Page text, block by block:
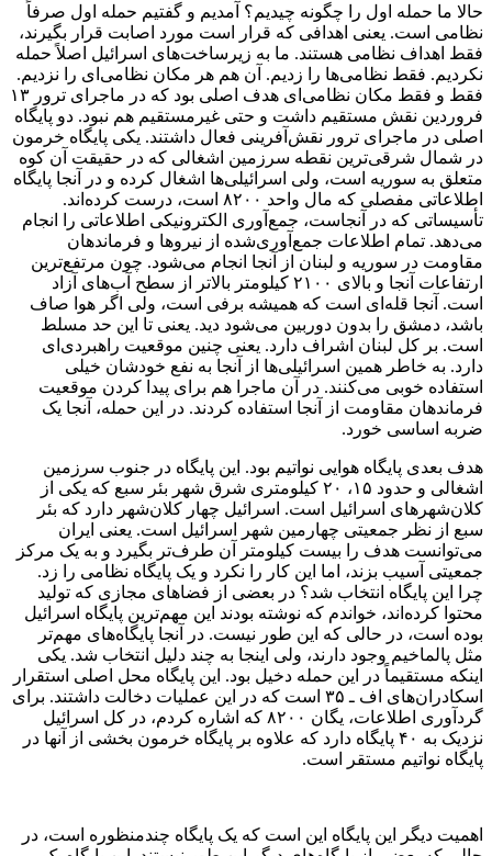
حالا ما حمله اول را چگونه چیدیم؟ آمدیم و گفتیم حمله اول صرفاً
نظامی است. یعنی اهدافی که قرار است مورد اصابت قرار بگیرند،
فقط اهداف نظامی هستند. ما به زیرساخت‌های اسرائیل اصلاً حمله
نکردیم. فقط نظامی‌ها را زدیم. آن هم هر مکان نظامی‌ای را نزدیم.
فقط و فقط مکان نظامی‌ای هدف اصلی بود که در ماجرای ترور ۱۳
فروردین نقش مستقیم داشت و حتی غیرمستقیم هم نبود. دو پایگاه
اصلی در ماجرای ترور نقش‌آفرینی فعال داشتند. یکی پایگاه خرمون
در شمال شرقی‌ترین نقطه سرزمین اشغالی که در حقیقت آن کوه
متعلق به سوریه است، ولی اسرائیلی‌ها اشغال کرده و در آنجا پایگاه
اطلاعاتی مفصلی که مال واحد ۸۲۰۰ است، درست کرده‌اند.
تأسیساتی که در آنجاست، جمع‌آوری الکترونیکی اطلاعاتی را انجام
می‌دهد. تمام اطلاعات جمع‌آوری‌شده از نیروها و فرماندهان
مقاومت در سوریه و لبنان از آنجا انجام می‌شود. چون مرتفع‌ترین
ارتفاعات آنجا و بالای ۲۱۰۰ کیلومتر بالاتر از سطح آب‌های آزاد
است. آنجا قله‌ای است که همیشه برفی است، ولی اگر هوا صاف
باشد، دمشق را بدون دوربین می‌شود دید. یعنی تا این حد مسلط
است. بر کل لبنان اشراف دارد. یعنی چنین موقعیت راهبردی‌ای
دارد. به خاطر همین اسرائیلی‌ها از آنجا به نفع خودشان خیلی
استفاده خوبی می‌کنند. در آن ماجرا هم برای پیدا کردن موقعیت
فرماندهان مقاومت از آنجا استفاده کردند. در این حمله، آنجا یک
ضربه اساسی خورد.
هدف بعدی پایگاه هوایی نواتیم بود. این پایگاه در جنوب سرزمین‌
اشغالی و حدود ۱۵، ۲۰ کیلومتری شرق شهر بئر سبع که یکی از
کلان‌شهرهای اسرائیل است. اسرائیل چهار کلان‌شهر دارد که بئر
سبع از نظر جمعیتی چهارمین شهر اسرائیل است. یعنی ایران
می‌توانست هدف را بیست کیلومتر آن طر‌ف‌تر بگیرد و به یک مرکز
جمعیتی آسیب بزند، اما این کار را نکرد و یک پایگاه نظامی را زد.
چرا این پایگاه انتخاب شد؟ در بعضی از فضاهای مجازی که تولید
محتوا کرده‌اند، خواندم که نوشته بودند این مهم‌ترین پایگاه اسرائیل
بوده است، در حالی که این طور نیست. در آنجا پایگاه‌های مهم‌تر
مثل پالماخیم وجود دارند، ولی اینجا به چند دلیل انتخاب شد. یکی
اینکه مستقیماً در این حمله دخیل بود. این پایگاه محل اصلی استقرار
اسکادران‌های اف ـ ۳۵ است که در این عملیات دخالت داشتند. برای
گردآوری اطلاعات، یگان ۸۲۰۰ که اشاره کردم، در کل اسرائیل
نزدیک به ۴۰ پایگاه دارد که علاوه بر پایگاه خرمون بخشی از آنها در
پایگاه نواتیم مستقر است.
اهمیت دیگر این پایگاه این است که یک پایگاه چندمنظوره است، در